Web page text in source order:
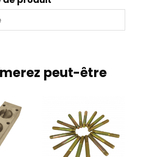
peut-être